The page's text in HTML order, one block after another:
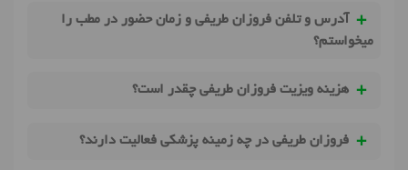
آدرس و تلفن فروزان طریفی و زمان حضور در مطب را
میخواستم؟
هزینه ویزیت فروزان طریفی چقدر است؟
فروزان طریفی در چه زمینه پزشکی فعالیت دارند؟